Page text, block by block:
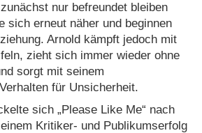
nur befreundet bleiben
sich erneut näher und beginnen
Arnold kämpft jedoch mit
zieht sich immer wieder ohne
sorgt mit seinem
für Unsicherheit.
sich „Please Like Me“ nach
Kritiker- und Publikumserfolg